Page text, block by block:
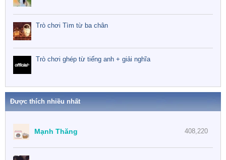
Trò chơi Tìm từ ba chân
Trò chơi ghép từ tiếng anh + giải nghĩa
Được thích nhiều nhất
408,220
Mạnh Thăng